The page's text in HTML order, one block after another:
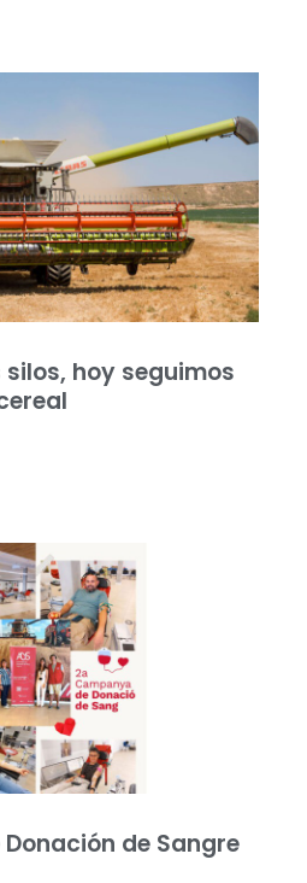
hoy seguimos
de Sangre